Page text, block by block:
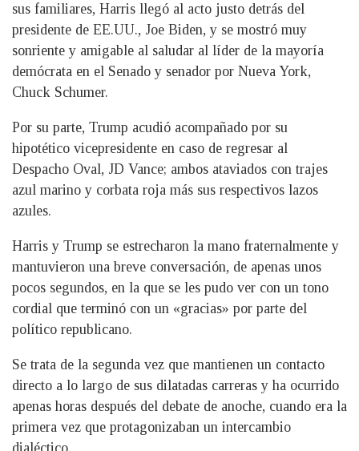
sus familiares, Harris llegó al acto justo detrás del
presidente de EE.UU., Joe Biden, y se mostró muy
sonriente y amigable al saludar al líder de la mayoría
demócrata en el Senado y senador por Nueva York,
Chuck Schumer.
Por su parte, Trump acudió acompañado por su
hipotético vicepresidente en caso de regresar al
Despacho Oval, JD Vance; ambos ataviados con trajes
azul marino y corbata roja más sus respectivos lazos
azules.
Harris y Trump se estrecharon la mano fraternalmente y
mantuvieron una breve conversación, de apenas unos
pocos segundos, en la que se les pudo ver con un tono
cordial que terminó con un «gracias» por parte del
político republicano.
Se trata de la segunda vez que mantienen un contacto
directo a lo largo de sus dilatadas carreras y ha ocurrido
apenas horas después del debate de anoche, cuando era la
primera vez que protagonizaban un intercambio